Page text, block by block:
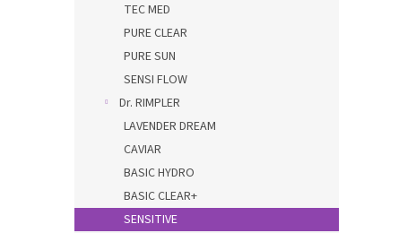
TEC MED
PURE CLEAR
PURE SUN
SENSI FLOW
Dr. RIMPLER
LAVENDER DREAM
CAVIAR
BASIC HYDRO
BASIC CLEAR+
SENSITIVE